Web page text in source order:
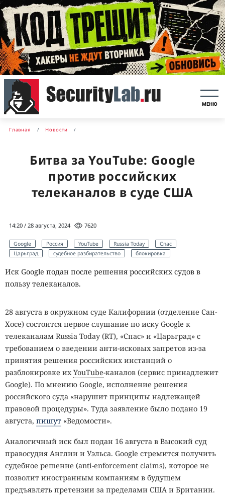
МЕНЮ
Главная Новости
Битва за YouTube: Google
против российских
телеканалов в суде США
14:20 / 28 августа, 2024 7620
Google Россия YouTube Russia Today
Спас
Царьград
судебное разбирательство блокировка
Иск Google подан после решения российских судов в
пользу телеканалов.
28 августа в окружном суде Калифорнии (отделение Сан-
Хосе) состоится первое слушание по иску Google к
телеканалам Russia Today (RT), «Спас» и «Царьград» с
требованием о введении анти-исковых запретов из-за
принятия решения российских инстанций о
разблокировке их YouTube-каналов (сервис принадлежит
Google). По мнению Google, исполнение решения
российского суда «нарушит принципы надлежащей
правовой процедуры». Туда заявление было подано 19
августа, пишут «Ведомости».
Аналогичный иск был подан 16 августа в Высокий суд
правосудия Англии и Уэльса. Google стремится получить
судебное решение (anti-enforcement claims), которое не
позволит иностранным компаниям в будущем
предъявлять претензии за пределами США и Британии.